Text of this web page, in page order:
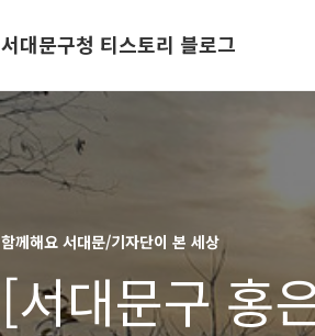
서대문구청 티스토리 블로그
함께해요 서대문/기자단이 본 세상
[서대문구 홍